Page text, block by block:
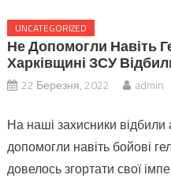
UNCATEGORIZED
Не Допомогли Навіть
Харківщині ЗСУ
22 Березня, 2022 admin
На наші захисники відбили
допомогли навіть бойові
довелось згортати свої